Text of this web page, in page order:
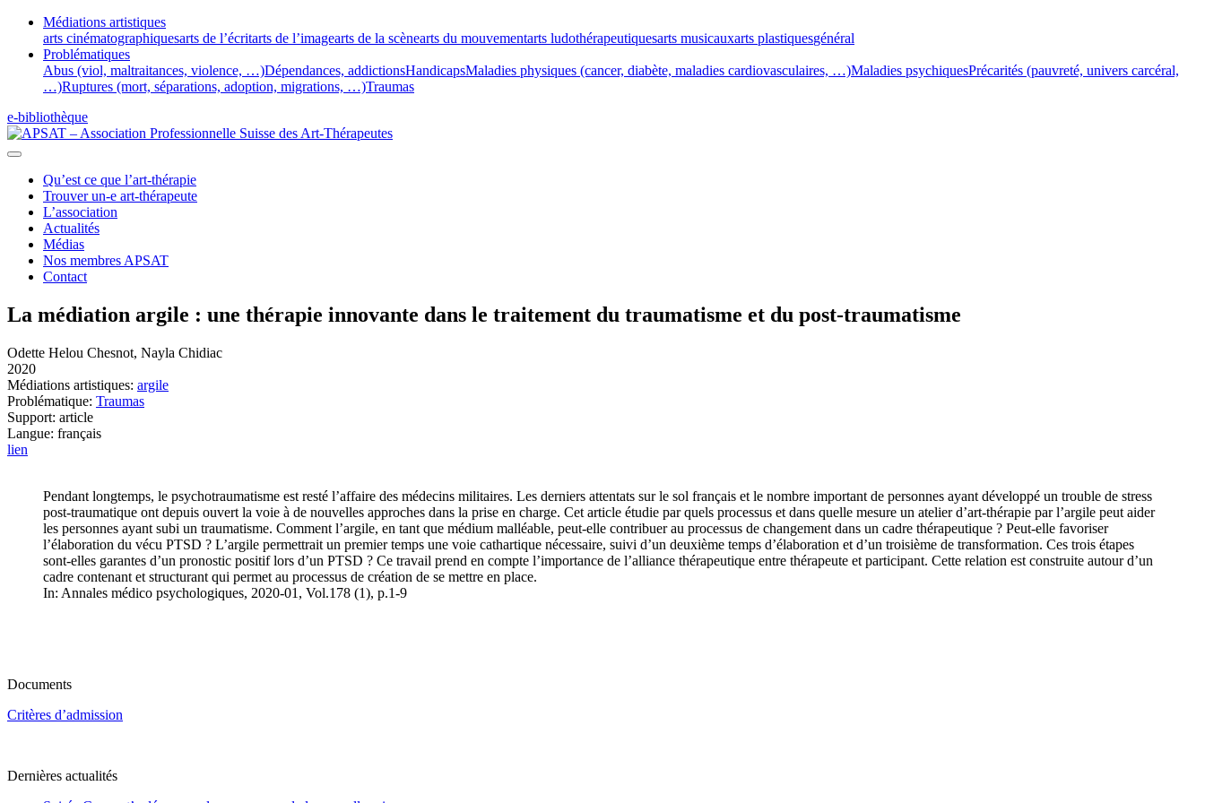
Médiations artistiques
arts cinématographiquesarts de l’écritarts de l’imagearts de la scènearts du mouvementarts ludothérapeutiquesarts musicauxarts plastiquesgénéral
Problématiques
Abus (viol, maltraitances, violence, …)Dépendances, addictionsHandicapsMaladies physiques (cancer, diabète, maladies cardiovasculaires, …)Maladies psychiquesPrécarités (pauvreté, univers carcéral,
…)Ruptures (mort, séparations, adoption, migrations, …)Traumas
e-bibliothèque
Qu’est ce que l’art-thérapie
Trouver un-e art-thérapeute
L’association
Actualités
Médias
Nos membres APSAT
Contact
La médiation argile : une thérapie innovante dans le traitement du traumatisme et du post-traumatisme
Odette Helou Chesnot, Nayla Chidiac
2020
Médiations artistiques: argile
Problématique: Traumas
Support: article
Langue: français
lien
Pendant longtemps, le psychotraumatisme est resté l’affaire des médecins militaires. Les derniers attentats sur le sol français et le nombre important de personnes ayant développé un trouble de stress
post-traumatique ont depuis ouvert la voie à de nouvelles approches dans la prise en charge. Cet article étudie par quels processus et dans quelle mesure un atelier d’art-thérapie par l’argile peut aider
les personnes ayant subi un traumatisme. Comment l’argile, en tant que médium malléable, peut-elle contribuer au processus de changement dans un cadre thérapeutique ? Peut-elle favoriser
l’élaboration du vécu PTSD ? L’argile permettrait un premier temps une voie cathartique nécessaire, suivi d’un deuxième temps d’élaboration et d’un troisième de transformation. Ces trois étapes
sont-elles garantes d’un pronostic positif lors d’un PTSD ? Ce travail prend en compte l’importance de l’alliance thérapeutique entre thérapeute et participant. Cette relation est construite autour d’un
cadre contenant et structurant qui permet au processus de création de se mettre en place.
In: Annales médico psychologiques, 2020-01, Vol.178 (1), p.1-9
Documents
Critères d’admission
Dernières actualités